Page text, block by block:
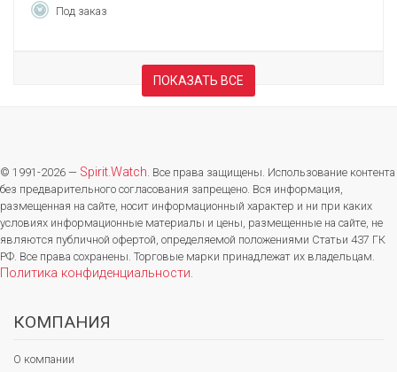
Под заказ
ПОКАЗАТЬ ВСЕ
© 1991-2026 — Spirit.Watch. Все права защищены. Использование контента
без предварительного согласования запрещено. Вся информация,
размещенная на сайте, носит информационный характер и ни при каких
условиях информационные материалы и цены, размещенные на сайте, не
являются публичной офертой, определяемой положениями Статьи 437 ГК
РФ. Все права сохранены. Торговые марки принадлежат их владельцам.
Политика конфиденциальности.
КОМПАНИЯ
О компании